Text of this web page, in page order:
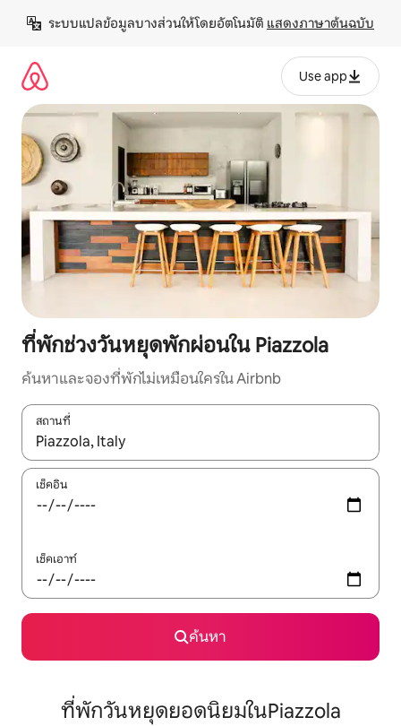
เนื้อหา
ระบบแปลข้อมูลบางส่วนให้โดยอัตโนมัติ แสดงภาษาต้นฉบับ
Use app
ที่พักช่วงวันหยุดพักผ่อนใน Piazzola
ค้นหาและจองที่พักไม่เหมือนใครใน Airbnb
สถานที่
ใช้ลูกศรขึ้นลง หรือใช้การสัมผัสหรือปัด เพื่อสำรวจผลการค้นหา
เช็คอิน
เช็คเอาท์
ค้นหา
ที่พักวันหยุดยอดนิยมในPiazzola